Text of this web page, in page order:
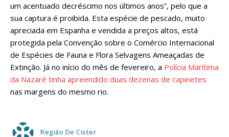
um acentuado decréscimo nos últimos anos”, pelo que a
sua captura é proibida. Esta espécie de pescado, muito
apreciada em Espanha e vendida a preços altos, está
protegida pela Convenção sobre o Comércio Internacional
de Espécies de Fauna e Flora Selvagens Ameaçadas de
Extinção. Já no início do mês de fevereiro, a Polícia Marítima
da Nazaré tinha apreendido duas dezenas de capinetes
nas margens do mesmo rio.
Região De Cister